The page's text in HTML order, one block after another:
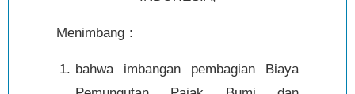
Menimbang :
bahwa imbangan pembagian Biaya